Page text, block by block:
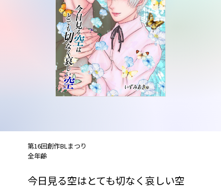
第16回創作BLまつり
全年齢
今日見る空はとても切なく哀しい空